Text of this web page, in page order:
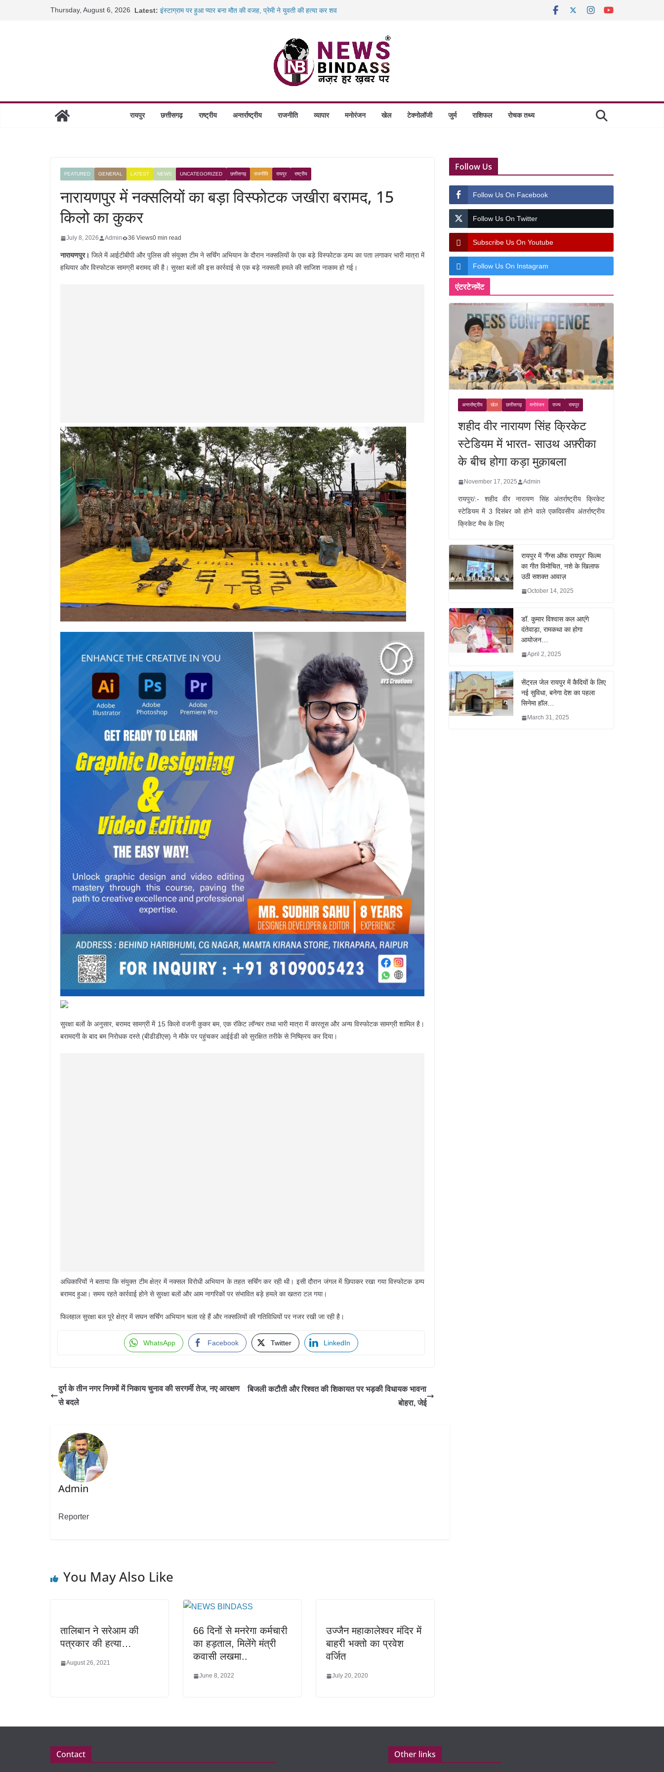
Thursday, August 6, 2026 Latest: इंस्टाग्राम पर हुआ प्यार बना मौत की वजह, प्रेमी ने युवती की हत्या कर शव
रायपुर स्टेशन पर 500 किलो पनीर की खेप जब्त, अमरकंटक एक्सप्रेस से
निराश्रित मवेशियों को मिलेगा आश्रय, प्रदेश में बनेंगे 1460 गौधाम
रायपुर छत्तीसगढ़ राष्ट्रीय अन्तर्राष्ट्रीय राजनीति व्यापार मनोरंजन खेल टेक्नोलॉजी जुर्म राशिफल रोचक तथ्य
FEATURED GENERAL LATEST NEWS UNCATEGORIZED छत्तीसगढ़ राजनीति रायपुर राष्ट्रीय
नारायणपुर में नक्सलियों का बड़ा विस्फोटक जखीरा बरामद, 15
किलो का कुकर
July 8, 2026 Admin 36 Views0 min read
नारायणपुर। जिले में आईटीबीपी और पुलिस की संयुक्त टीम ने सर्चिंग अभियान के दौरान नक्सलियों के एक बड़े विस्फोटक डम्प का पता लगाकर भारी मात्रा में
हथियार और विस्फोटक सामग्री बरामद की है। सुरक्षा बलों की इस कार्रवाई से एक बड़े नक्सली हमले की साजिश नाकाम हो गई।
सुरक्षा बलों के अनुसार, बरामद सामग्री में 15 किलो वजनी कुकर बम, एक रॉकेट लॉन्चर तथा भारी मात्रा में कारतूस और अन्य विस्फोटक सामग्री शामिल है।
बरामदगी के बाद बम निरोधक दस्ते (बीडीडीएस) ने मौके पर पहुंचकर आईईडी को सुरक्षित तरीके से निष्क्रिय कर दिया।
अधिकारियों ने बताया कि संयुक्त टीम क्षेत्र में नक्सल विरोधी अभियान के तहत सर्चिंग कर रही थी। इसी दौरान जंगल में छिपाकर रखा गया विस्फोटक डम्प
बरामद हुआ। समय रहते कार्रवाई होने से सुरक्षा बलों और आम नागरिकों पर संभावित बड़े हमले का खतरा टल गया।
फिलहाल सुरक्षा बल पूरे क्षेत्र में सघन सर्चिंग अभियान चला रहे हैं और नक्सलियों की गतिविधियों पर नजर रखी जा रही है।
WhatsApp Facebook Twitter LinkedIn
दुर्ग के तीन नगर निगमों में निकाय चुनाव की सरगर्मी तेज, नए आरक्षण
से बदले
बिजली कटौती और रिश्वत की शिकायत पर भड़की विधायक भावना
बोहरा, जेई
Admin
Reporter
You May Also Like
तालिबान ने सरेआम की
पत्रकार की हत्या…
August 26, 2021
66 दिनों से मनरेगा कर्मचारी
का हड़ताल, मिलेंगे मंत्री
कवासी लखमा..
June 8, 2022
उज्जैन महाकालेश्वर मंदिर में
बाहरी भक्तो का प्रवेश
वर्जित
July 20, 2020
Follow Us
Follow Us On Facebook
Follow Us On Twitter
Subscribe Us On Youtube
Follow Us On Instagram
एंटरटेनमेंट
अन्तर्राष्ट्रीय खेल छत्तीसगढ़ मनोरंजन राज्य रायपुर
शहीद वीर नारायण सिंह क्रिकेट
स्टेडियम में भारत- साउथ अफ़्रीका
के बीच होगा कड़ा मुक़ाबला
November 17, 2025 Admin
रायपुर/:- शहीद वीर नारायण सिंह अंतर्राष्ट्रीय क्रिकेट
स्टेडियम में 3 दिसंबर को होने वाले एकदिवसीय अंतर्राष्ट्रीय
क्रिकेट मैच के लिए
रायपुर में ‘गैंग्स ऑफ रायपुर’ फिल्म
का गीत विमोचित, नशे के खिलाफ
उठी सशक्त आवाज़
October 14, 2025
डॉ. कुमार विश्वास कल आएंगे
दंतेवाड़ा, रामकथा का होगा
आयोजन…
April 2, 2025
सेंट्रल जेल रायपुर में कैदियों के लिए
नई सुविधा, बनेगा देश का पहला
सिनेमा हॉल…
March 31, 2025
Contact Other links